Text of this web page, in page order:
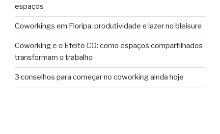
espaços
Coworkings em Floripa: produtividade e lazer no bleisure
Coworking e o Efeito CO: como espaços compartilhados
transformam o trabalho
3 conselhos para começar no coworking ainda hoje